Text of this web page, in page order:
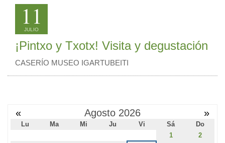
11
JULIO
¡Pintxo y Txotx! Visita y degustación
CASERÍO MUSEO IGARTUBEITI
« Agosto 2026 »
Lu Ma Mi Ju Vi Sá
Do
1
2